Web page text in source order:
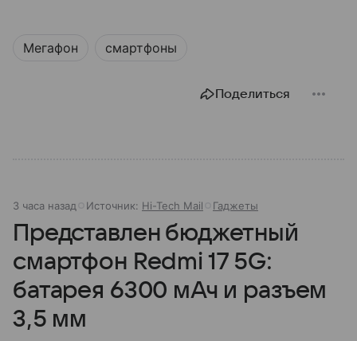
Мегафон смартфоны
Поделиться
3 часа назад Источник: Hi-Tech Mail Гаджеты
Представлен бюджетный
смартфон Redmi 17 5G:
батарея 6300 мАч и разъем
3,5 мм